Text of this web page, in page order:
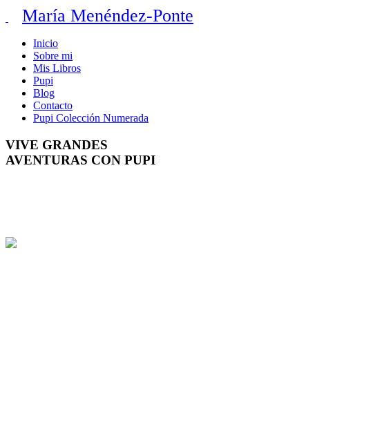
María Menéndez-Ponte
Inicio
Sobre mi
Mis Libros
Pupi
Blog
Contacto
Pupi Colección Numerada
VIVE GRANDES
AVENTURAS CON PUPI